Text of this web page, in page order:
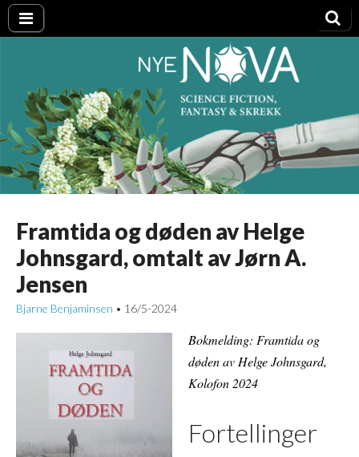
Nye NOVA
Framtida og døden av Helge
Johnsgard, omtalt av Jørn A.
Jensen
Bjarne Benjaminsen • 16/5-2024
Bokmelding: Framtida og
døden av Helge Johnsgard,
Kolofon 2024
Fortellinger